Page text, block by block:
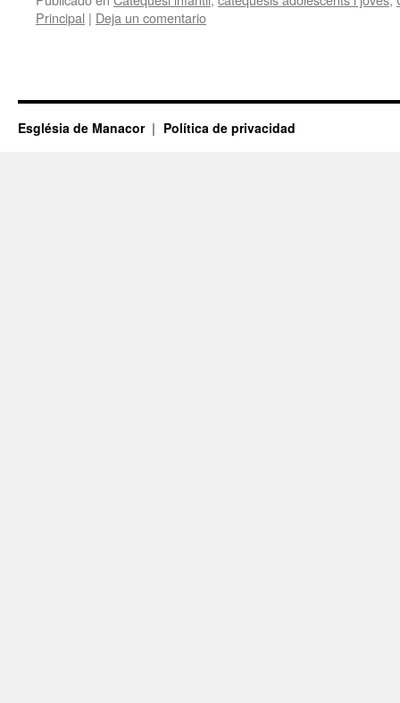
Principal | Deja un comentario
Església de Manacor Política de privacidad